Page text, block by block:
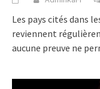
Les pays cités dans
reviennent
aucune preuve ne